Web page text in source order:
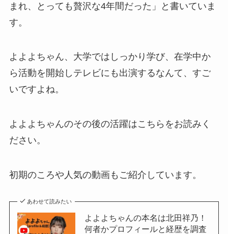
まれ、とっても贅沢な4年間だった」と書いていま
す。
よよよちゃん、大学ではしっかり学び、在学中か
ら活動を開始しテレビにも出演するなんて、すご
いですよね。
よよよちゃんのその後の活躍はこちらをお読みく
ださい。
初期のころや人気の動画もご紹介しています。
あわせて読みたい
よよよちゃんの本名は北田祥乃！
何者かプロフィールと経歴を調査